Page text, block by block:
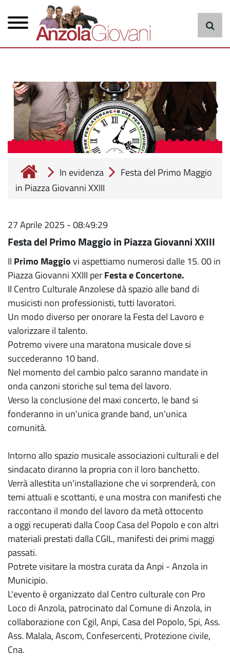
contenuto
principale
principale
cerca
In evidenza
Festa del Primo Maggio
in Piazza Giovanni XXIII
27 Aprile 2025 - 08:49:29
Festa del Primo Maggio in Piazza Giovanni XXIII
Il Primo Maggiovi aspettiamo numerosi dalle 15. 00 in
Piazza Giovanni XXIII perFesta e Concertone.
Il Centro Culturale Anzolese dà spazio alle band di
musicisti non professionisti, tutti lavoratori.
Un modo diverso per onorare la Festa del Lavoro e
valorizzare il talento.
Potremo vivere una maratona musicale dove si
succederanno 10 band.
Nel momento del cambio palco saranno mandate in
onda canzoni storiche sul tema del lavoro.
Verso la conclusione del maxi concerto, le band si
fonderanno in un'unica grande band, un'unica
comunità.
Intorno allo spazio musicale associazioni culturali e del
sindacato diranno la propria con il loro banchetto.
Verrà allestita un'installazione che vi sorprenderà, con
temi attuali e scottanti, e una mostra con manifesti che
raccontano il mondo del lavoro da metà ottocento
a oggi recuperati dalla Coop Casa del Popolo e con altri
materiali prestati dalla CGIL, manifesti dei primi maggi
passati.
Potrete visitare la mostra curata da Anpi - Anzola in
Municipio.
L'evento è organizzato dal Centro culturale con Pro
Loco di Anzola, patrocinato dal Comune di Anzola, in
collaborazione con Cgil, Anpi, Casa del Popolo, Spi, Ass.
Ass. Malala, Ascom, Confesercenti, Protezione civile,
Cna.